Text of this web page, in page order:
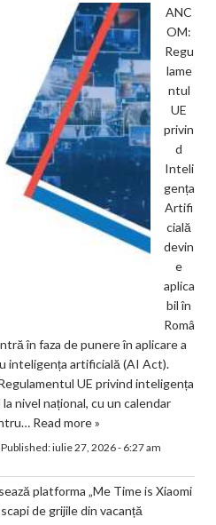
ANC
OM:
Regu
lame
ntul
UE
privin
d
Inteli
gența
Artifi
cială
devin
e
aplica
bil în
Româ
în faza de punere în aplicare a
inteligența artificială (AI Act).
UE privind inteligența
nivel național, cu un calendar
Read more »
Published:iulie 27, 2026 - 6:27 am
platforma „Me Time is Xiaomi
de grijile din vacanță